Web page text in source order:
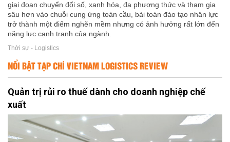
giai đoạn chuyển đổi số, xanh hóa, đa phương thức và tham gia
sâu hơn vào chuỗi cung ứng toàn cầu, bài toán đào tạo nhân lực
trở thành một điểm nghẽn mềm nhưng có ảnh hưởng rất lớn đến
năng lực cạnh tranh của ngành.
Thời sự - Logistics
NỔI BẬT TẠP CHÍ VIETNAM LOGISTICS REVIEW
Quản trị rủi ro thuế dành cho doanh nghiệp chế
xuất